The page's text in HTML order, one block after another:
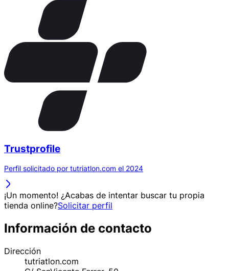
Trustprofile
Perfil solicitado por tutriatlon.com el 2024
¡Un momento! ¿Acabas de intentar buscar tu propia
tienda online?Solicitar perfil
Información de contacto
Dirección
tutriatlon.com